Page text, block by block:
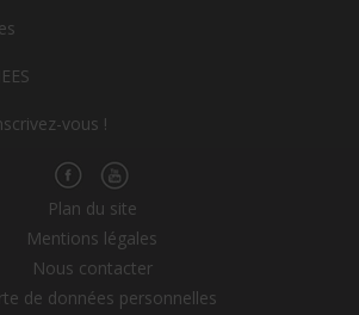
vous !
Plan du site
Mentions légales
Nous contacter
de données personnelles